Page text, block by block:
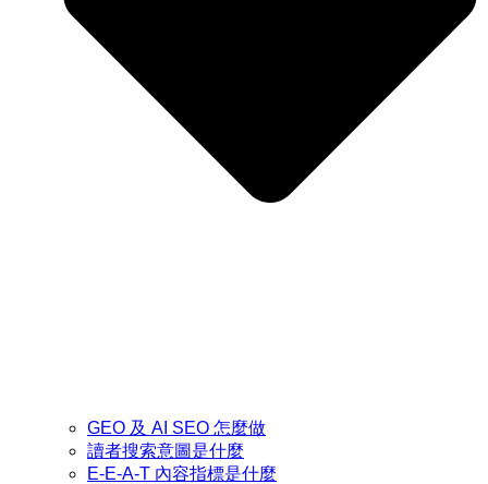
GEO 及 AI SEO 怎麼做
讀者搜索意圖是什麼
E-E-A-T 內容指標是什麼